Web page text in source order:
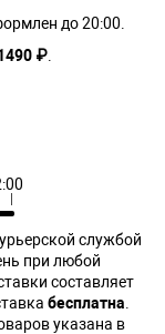
до 20:00.
₽
службой
при любой
составляет
бесплатна
указана в